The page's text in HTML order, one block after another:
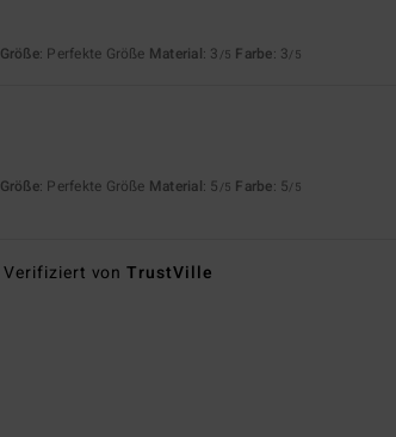
Größe: Perfekte Größe Material: 3 /5 Farbe: 3/5
Größe: Perfekte Größe Material: 5 /5 Farbe: 5/5
Verifiziert vonTrustVille